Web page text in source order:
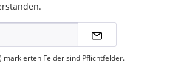
markierten Felder sind Pflichtfelder.